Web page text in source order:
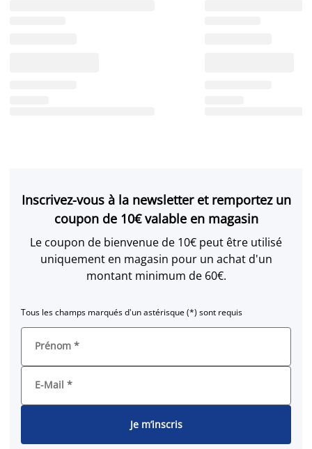
Inscrivez-vous à la newsletter et remportez un
coupon de 10€ valable en magasin
Le coupon de bienvenue de 10€ peut être utilisé
uniquement en magasin pour un achat d'un
montant minimum de 60€.
Tous les champs marqués d'un astérisque (*) sont requis
Prénom *
E-Mail *
Je m’inscris